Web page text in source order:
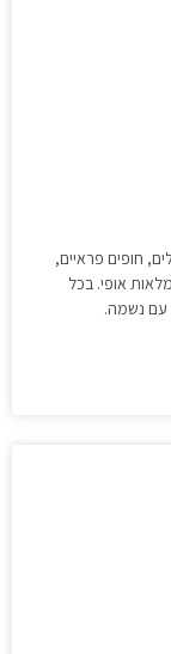
חופים פראיים,
אופי. בכל
עם נשמה.